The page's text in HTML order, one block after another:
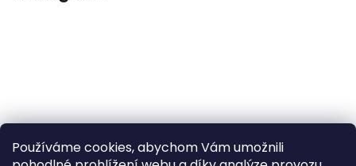
Používáme cookies, abychom Vám umožnili
Sledovat na Instagramu